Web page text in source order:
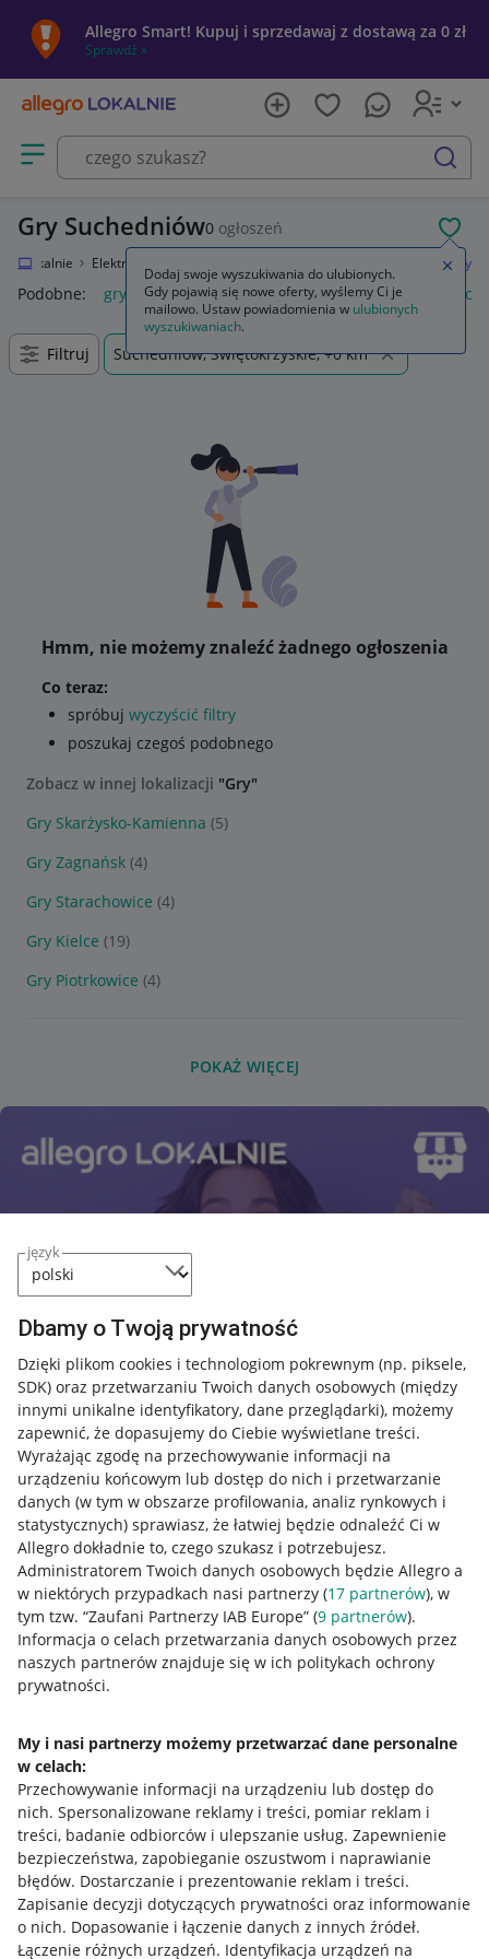
język
Dbamy o Twoją prywatność
Dzięki plikom cookies i technologiom pokrewnym (np. piksele,
SDK) oraz przetwarzaniu Twoich danych osobowych (między
innymi unikalne identyfikatory, dane przeglądarki), możemy
zapewnić, że dopasujemy do Ciebie wyświetlane treści.
Wyrażając zgodę na przechowywanie informacji na
urządzeniu końcowym lub dostęp do nich i przetwarzanie
danych (w tym w obszarze profilowania, analiz rynkowych i
statystycznych) sprawiasz, że łatwiej będzie odnaleźć Ci w
Allegro dokładnie to, czego szukasz i potrzebujesz.
Administratorem Twoich danych osobowych będzie Allegro a
w niektórych przypadkach nasi partnerzy (17 partnerów), w
tym tzw. “Zaufani Partnerzy IAB Europe” (9 partnerów).
Informacja o celach przetwarzania danych osobowych przez
naszych partnerów znajduje się w ich politykach ochrony
prywatności.
My i nasi partnerzy możemy przetwarzać dane personalne
w celach:
Przechowywanie informacji na urządzeniu lub dostęp do
nich. Spersonalizowane reklamy i treści, pomiar reklam i
treści, badanie odbiorców i ulepszanie usług. Zapewnienie
bezpieczeństwa, zapobieganie oszustwom i naprawianie
błędów. Dostarczanie i prezentowanie reklam i treści.
Zapisanie decyzji dotyczących prywatności oraz informowanie
o nich. Dopasowanie i łączenie danych z innych źródeł.
Łączenie różnych urządzeń. Identyfikacja urządzeń na
Allegro Smart! Kupuj i sprzedawaj z dostawą za 0 zł
Sprawdź »
Otwórz menu z kategoriami
szukaj
Gry Suchedniów0 ogłoszeń
Lokalnie Elektronika Gry
Podobne: gry gry ps5 gry ps4 karty do gry gry
Filtruj Suchedniów, Świętokrzyskie, +0 km
Hmm, nie możemy znaleźć żadnego ogłoszenia
Co teraz:
spróbuj wyczyścić filtry
poszukaj czegoś podobnego
Zobacz w innej lokalizacji "Gry"
Gry Skarżysko-Kamienna (5)
Gry Zagnańsk (4)
Gry Starachowice (4)
Gry Kielce (19)
Gry Piotrkowice (4)
POKAŻ WIĘCEJ
Przydatne informacje
Jak to działa
Napisz do nas
Allegro Gadane dla sprzedających
Mapa miejscowości
Informacje prawne
Regulamin
Polityka plików "cookies"
Ustawienia plików "cookies"
Dodaj swoje wyszukiwania do ulubionych.
Gdy pojawią się nowe oferty, wyślemy Ci je
mailowo. Ustaw powiadomienia w ulubionych
wyszukiwaniach.